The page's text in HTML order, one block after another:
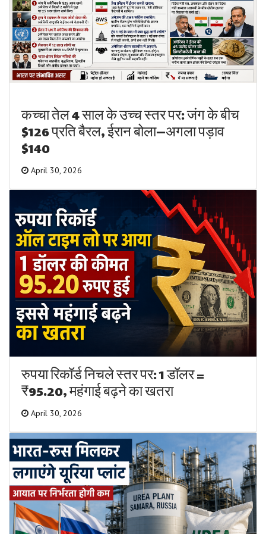
कच्चा तेल 4 साल के उच्च स्तर पर: जंग के बीच
$126 प्रति बैरल, ईरान बोला—अगला पड़ाव
$140
April 30, 2026
रुपया रिकॉर्ड निचले स्तर पर: 1 डॉलर =
₹95.20, महंगाई बढ़ने का खतरा
April 30, 2026